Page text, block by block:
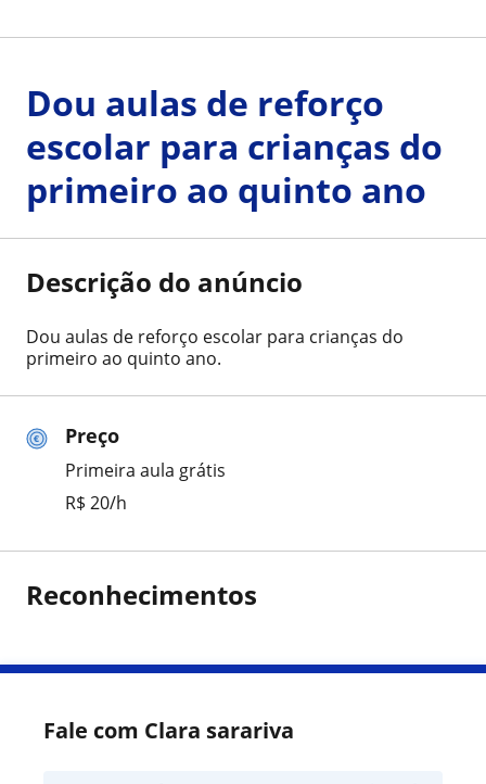
Preço
Primeira aula grátis
R$ 20/h
Dou aulas de reforço
escolar para crianças do
primeiro ao quinto ano
Descrição do anúncio
Dou aulas de reforço escolar para crianças do
primeiro ao quinto ano.
Reconhecimentos
Fale com Clara sarariva